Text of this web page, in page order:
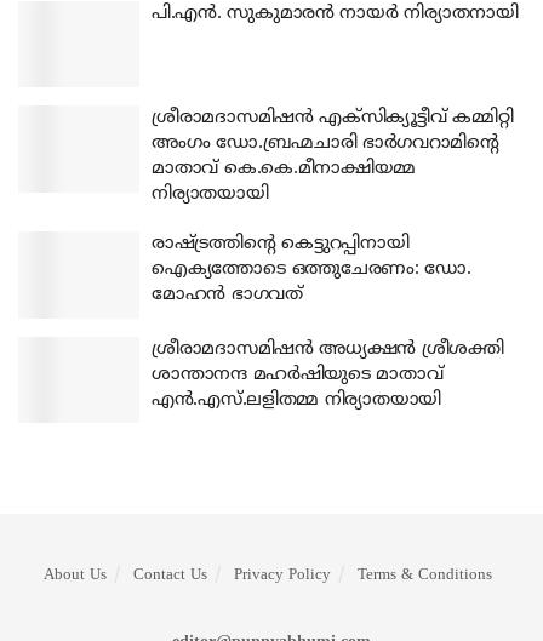
പി.എന്‍. സുകുമാരന്‍ നായര്‍ നിര്യാതനായി
ശ്രീരാമദാസമിഷന്‍ എക്‌സിക്യൂട്ടീവ് കമ്മിറ്റി
അംഗം ഡോ.ബ്രഹ്മചാരി ഭാര്‍ഗവറാമിന്റെ
മാതാവ് കെ.കെ.മീനാക്ഷിയമ്മ
നിര്യാതയായി
രാഷ്ട്രത്തിന്റെ കെട്ടുറപ്പിനായി
ഐക്യത്തോടെ ഒത്തുചേരണം: ഡോ.
മോഹന്‍ ഭാഗവത്
ശ്രീരാമദാസമിഷന്‍ അധ്യക്ഷന്‍ ശ്രീശക്തി
ശാന്താനന്ദ മഹര്‍ഷിയുടെ മാതാവ്
എന്‍.എസ്.ലളിതമ്മ നിര്യാതയായി
About Us Contact Us Privacy Policy Terms & Conditions